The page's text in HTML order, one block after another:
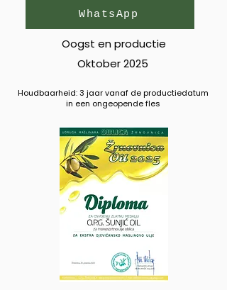
WhatsApp
Oogst en productie
Oktober 2025
Houdbaarheid: 3 jaar vanaf de productiedatum
in een ongeopende fles